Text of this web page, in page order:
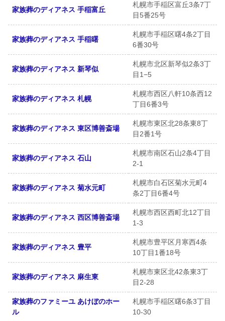
家族葬のディアネス 手稲富丘
札幌市手稲区富丘3条7丁
目5番25号
家族葬のディアネス 手稲曙
札幌市手稲区曙4条2丁目
6番30号
家族葬のディアネス 新琴似
札幌市北区新琴似2条3丁
目1−5
家族葬のディアネス 札幌
札幌市西区八軒10条西12
丁目6番3号
家族葬のディアネス 東区博善斎場
札幌市東区北28条東8丁
目2番1号
家族葬のディアネス 石山
札幌市南区石山2条4丁目
2-1
家族葬のディアネス 菊水元町
札幌市白石区菊水元町4
条2丁目6番4号
家族葬のディアネス 西区博善斎場
札幌市西区西町北12丁目
1-3
家族葬のディアネス 豊平
札幌市豊平区月寒西4条
10丁目1番18号
家族葬のディアネス 麻生東
札幌市東区北42条東3丁
目2-28
家族葬のファミーユ あけぼのホー
ル
札幌市手稲区曙6条3丁目
10-30